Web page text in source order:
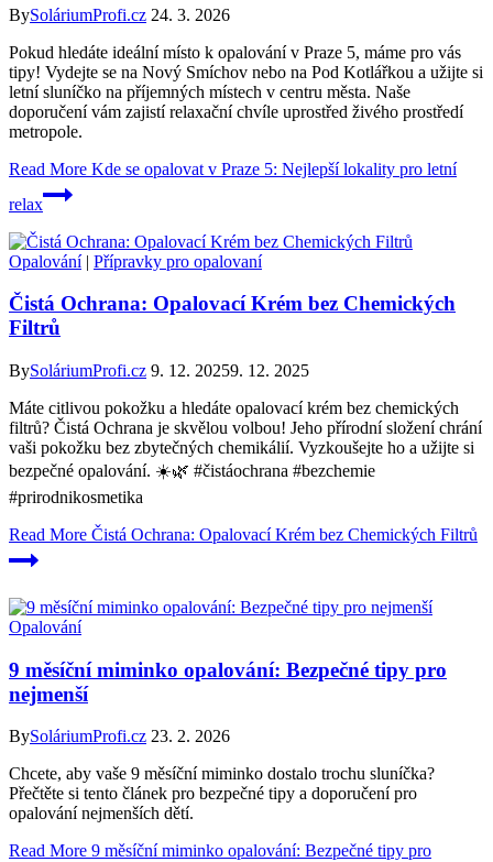
BySoláriumProfi.cz 24. 3. 2026
Pokud hledáte ideální místo k opalování v Praze 5, máme pro vás
tipy! Vydejte se na Nový Smíchov nebo na Pod Kotlářkou a užijte si
letní sluníčko na příjemných místech v centru města. Naše
doporučení vám zajistí relaxační chvíle uprostřed živého prostředí
metropole.
Read More Kde se opalovat v Praze 5: Nejlepší lokality pro letní
relax
Opalování| Přípravky pro opalovaní
Čistá Ochrana: Opalovací Krém bez Chemických
Filtrů
BySoláriumProfi.cz 9. 12. 20259. 12. 2025
Máte citlivou pokožku a hledáte opalovací krém bez chemických
filtrů? Čistá Ochrana je skvělou volbou! Jeho přírodní složení chrání
vaši pokožku bez zbytečných chemikálií. Vyzkoušejte ho a užijte si
bezpečné opalování. ☀️🌿 #čistáochrana #bezchemie
#prirodnikosmetika
Read More Čistá Ochrana: Opalovací Krém bez Chemických Filtrů
Opalování
9 měsíční miminko opalování: Bezpečné tipy pro
nejmenší
BySoláriumProfi.cz 23. 2. 2026
Chcete, aby vaše 9 měsíční miminko dostalo trochu sluníčka?
Přečtěte si tento článek pro bezpečné tipy a doporučení pro
opalování nejmenších dětí.
Read More 9 měsíční miminko opalování: Bezpečné tipy pro